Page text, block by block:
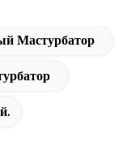
Мастурбатор